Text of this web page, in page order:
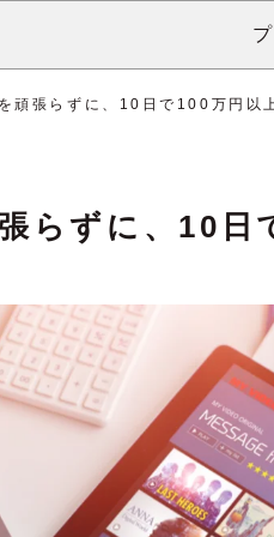
を頑張らずに、10日で100万円以
らずに、10